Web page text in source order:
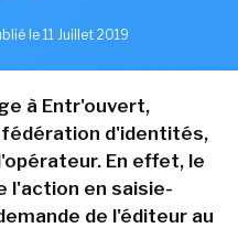
le 11 Juillet 2019
à Entr'ouvert,
d'identités,
En effet, le
l'action en saisie-
de l'éditeur au